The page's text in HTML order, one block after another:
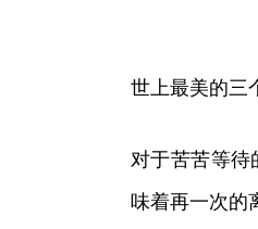
世上最美的三
对于苦苦等待
味着再一次的